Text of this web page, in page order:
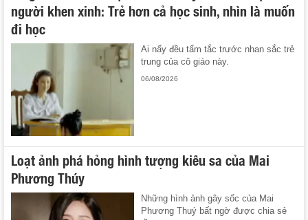
người khen xinh: Trẻ hơn cả học sinh, nhìn là muốn
đi học
Ai nấy đều tấm tắc trước nhan sắc trẻ
trung của cô giáo này.
06/08/2026
Loạt ảnh phá hỏng hình tượng kiêu sa của Mai
Phương Thúy
Những hình ảnh gây sốc của Mai
Phương Thuý bất ngờ được chia sẻ